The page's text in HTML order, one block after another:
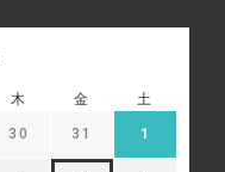
木 金 土
30 31 1